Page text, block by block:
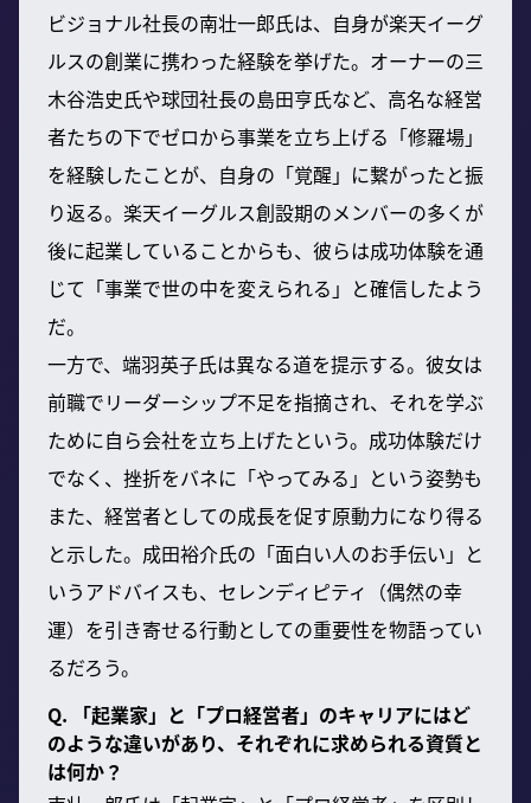
ビジョナル社長の南壮一郎氏は、自身が楽天イーグ
ルスの創業に携わった経験を挙げた。オーナーの三
木谷浩史氏や球団社長の島田亨氏など、高名な経営
者たちの下でゼロから事業を立ち上げる「修羅場」
を経験したことが、自身の「覚醒」に繋がったと振
り返る。楽天イーグルス創設期のメンバーの多くが
後に起業していることからも、彼らは成功体験を通
じて「事業で世の中を変えられる」と確信したよう
だ。
一方で、端羽英子氏は異なる道を提示する。彼女は
前職でリーダーシップ不足を指摘され、それを学ぶ
ために自ら会社を立ち上げたという。成功体験だけ
でなく、挫折をバネに「やってみる」という姿勢も
また、経営者としての成長を促す原動力になり得る
と示した。成田裕介氏の「面白い人のお手伝い」と
いうアドバイスも、セレンディピティ（偶然の幸
運）を引き寄せる行動としての重要性を物語ってい
るだろう。
Q. 「起業家」と「プロ経営者」のキャリアにはど
のような違いがあり、それぞれに求められる資質と
は何か？